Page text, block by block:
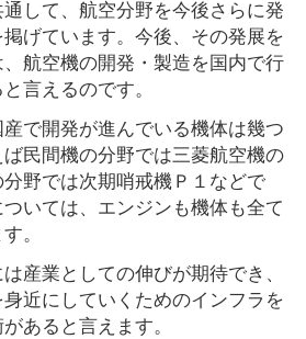
して、航空分野を今後さらに発
げています。今後、その発展を
航空機の開発・製造を国内で行
言えるのです。
で開発が進んでいる機体は幾つ
民間機の分野では三菱航空機の
野では次期哨戒機Ｐ１などで
いては、エンジンも機体も全て
。
産業としての伸びが期待でき、
近にしていくためのインフラを
あると言えます。